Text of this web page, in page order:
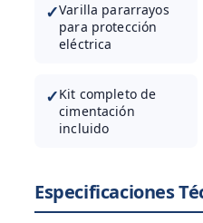
✓Varilla pararrayos
para protección
eléctrica
✓Kit completo de
cimentación
incluido
Especificaciones